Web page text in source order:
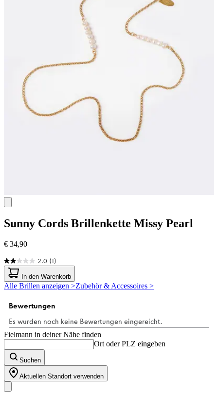
Sunny Cords Brillenkette Missy Pearl
€ 34,90
2.0 (1)
2.0
von
5
Sternen.
Bewertung
In den Warenkorb
Alle Brillen anzeigen >Zubehör & Accessoires >
Fielmann in deiner Nähe finden
Ort oder PLZ eingeben
Suchen
Aktuellen Standort verwenden